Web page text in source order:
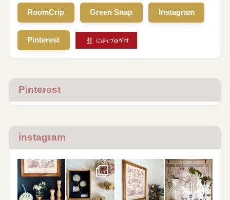
RoomCrip Green Snap Instagram
Pinterest
Pinterest
instagram